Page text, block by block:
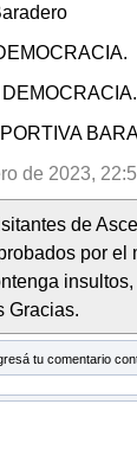
de 2023,
de
por el
Gracias.
tu comentario